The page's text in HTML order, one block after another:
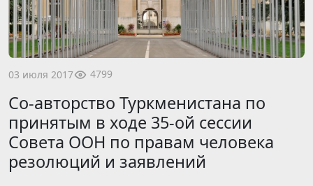
03 июля 2017 4799
Cо-авторство Туркменистана по
принятым в ходе 35-ой сессии
Совета ООН по правам человека
резолюций и заявлений